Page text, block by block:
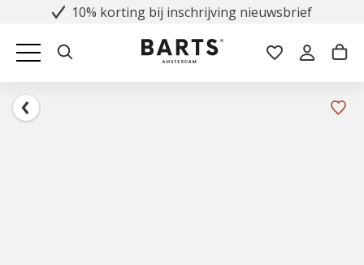
10% korting bij inschrijving nieuwsbrief